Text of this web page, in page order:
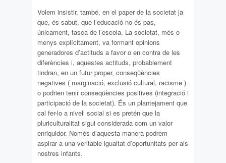
Volem insistir, també, en el paper de la societat ja
que, és sabut, que l’educació no és pas,
únicament, tasca de l’escola. La societat, més o
menys explícitament, va formant opinions
generadores d’actituds a favor o en contra de les
diferències i, aquestes actituds, probablement
tindran, en un futur proper, conseqüències
negatives ( marginació, exclusió cultural, racisme )
o podrien tenir conseqüències positives (integració i
participació de la societat). És un plantejament que
cal fer-lo a nivell social si es pretén que la
pluriculturalitat sigui considerada com un valor
enriquidor. Només d’aquesta manera podrem
aspirar a una veritable igualtat d’oportunitats per als
nostres infants.